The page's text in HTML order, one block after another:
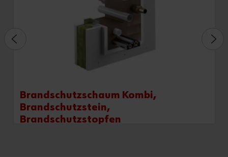
Brandschutzschaum Kombi,
Brandschutzstein,
Brandschutzstopfen